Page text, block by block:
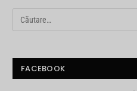
FACEBOOK